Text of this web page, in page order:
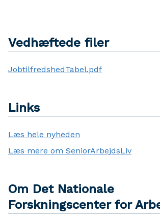
Vedhæftede filer
JobtilfredshedTabel.pdf
Links
Læs hele nyheden
Læs mere om SeniorArbejdsLiv
Om Det Nationale
Forskningscenter for